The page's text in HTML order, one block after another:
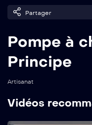
Partager
Pompe à
Principe
Artisanat
Vidéos